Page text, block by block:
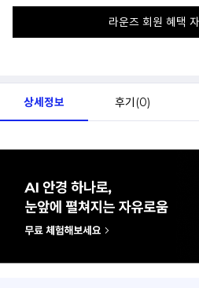
라운즈 회원 혜택
상세정보 후기(0)